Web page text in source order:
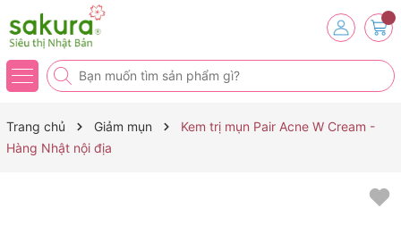
Trang chủ Giảm mụn
Kem trị mụn Pair Acne W Cream -
Hàng Nhật nội địa